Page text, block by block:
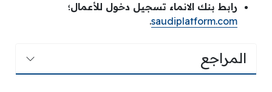
رابط بنك الانماء تسجيل دخول للأعمال؛
saudiplatform.com
.
المراجع